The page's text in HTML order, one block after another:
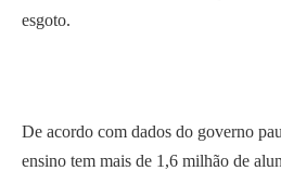
esgoto.
De acordo com dados do governo
ensino tem mais de 1,6 milhão de